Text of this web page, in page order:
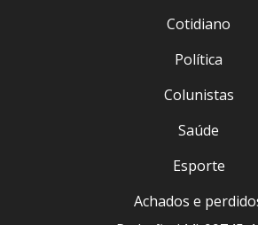
Cotidiano
Política
Colunistas
Saúde
Esporte
Achados e